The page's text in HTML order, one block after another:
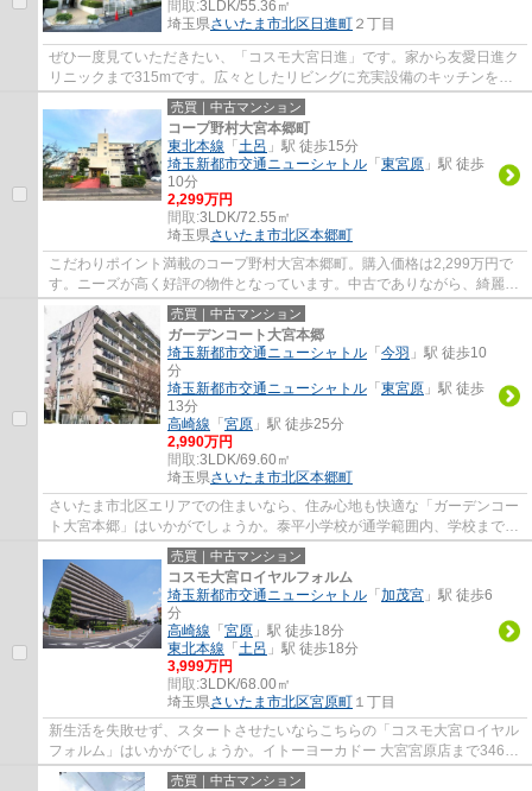
間取:3LDK/55.36㎡
埼玉県さいたま市北区 日進町 ２丁目
ぜひ一度見ていただきたい、「コスモ大宮日進」です。家から友愛日進ク
リニックまで315mです。広々としたリビングに充実設備のキッチンを備
えた3LDK。さいたま市北区より安心できるお...
売買｜中古マンション
コープ野村大宮本郷町
東北本線 「 土呂 」駅 徒歩15分
埼玉新都市交通ニューシャトル 「 東宮原 」駅 徒歩
10分
2,299万円
間取:3LDK/72.55㎡
埼玉県さいたま市北区本郷町
こだわりポイント満載のコープ野村大宮本郷町。購入価格は2,299万円で
す。ニーズが高く好評の物件となっています。中古でありながら、綺麗で
機能的な設備のあるマンションです。お風呂...
売買｜中古マンション
ガーデンコート大宮本郷
埼玉新都市交通ニューシャトル 「 今羽 」駅 徒歩10
分
埼玉新都市交通ニューシャトル 「 東宮原 」駅 徒歩
13分
高崎線 「 宮原 」駅 徒歩25分
2,990万円
間取:3LDK/69.60㎡
埼玉県さいたま市北区本郷町
さいたま市北区エリアでの住まいなら、住み心地も快適な「ガーデンコー
ト大宮本郷」はいかがでしょうか。泰平小学校が通学範囲内、学校まで徒
歩6分。さいたま市北区エリアにある、埼玉...
売買｜中古マンション
コスモ大宮ロイヤルフォルム
埼玉新都市交通ニューシャトル 「 加茂宮 」駅 徒歩6
分
高崎線 「 宮原 」駅 徒歩18分
東北本線 「 土呂 」駅 徒歩18分
3,999万円
間取:3LDK/68.00㎡
埼玉県さいたま市北区宮原町 １丁目
新生活を失敗せず、スタートさせたいならこちらの「コスモ大宮ロイヤル
フォルム」はいかがでしょうか。イトーヨーカドー 大宮宮原店まで346m
です。フローリングに小さな畳を置くと、簡...
売買｜中古マンション